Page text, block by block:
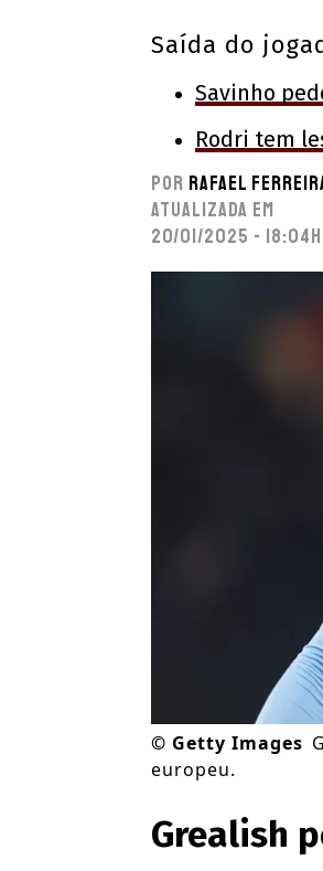
Saída do
Savinho
Rodri tem
Por Rafael
Atualizada em
20/01/2025 -
© Getty Images
europeu.
Grealish